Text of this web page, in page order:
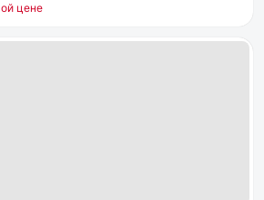
цене